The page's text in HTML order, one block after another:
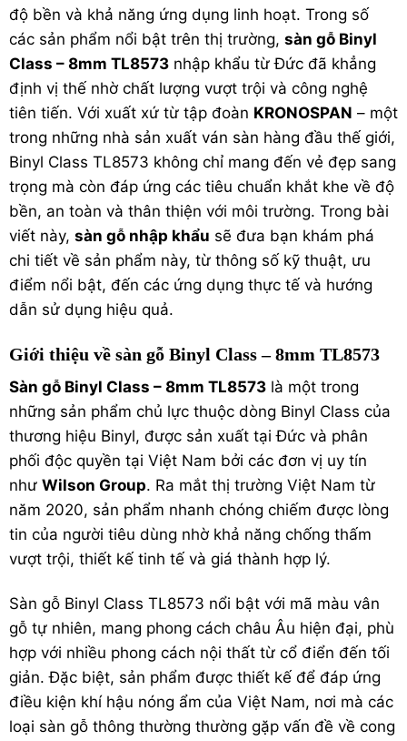
độ bền và khả năng ứng dụng linh hoạt. Trong số
các sản phẩm nổi bật trên thị trường, sàn gỗ Binyl
Class – 8mm TL8573 nhập khẩu từ Đức đã khẳng
định vị thế nhờ chất lượng vượt trội và công nghệ
tiên tiến. Với xuất xứ từ tập đoàn KRONOSPAN – một
trong những nhà sản xuất ván sàn hàng đầu thế giới,
Binyl Class TL8573 không chỉ mang đến vẻ đẹp sang
trọng mà còn đáp ứng các tiêu chuẩn khắt khe về độ
bền, an toàn và thân thiện với môi trường. Trong bài
viết này, sàn gỗ nhập khẩu sẽ đưa bạn khám phá
chi tiết về sản phẩm này, từ thông số kỹ thuật, ưu
điểm nổi bật, đến các ứng dụng thực tế và hướng
dẫn sử dụng hiệu quả.
Giới thiệu về sàn gỗ Binyl Class – 8mm TL8573
Sàn gỗ Binyl Class – 8mm TL8573 là một trong
những sản phẩm chủ lực thuộc dòng Binyl Class của
thương hiệu Binyl, được sản xuất tại Đức và phân
phối độc quyền tại Việt Nam bởi các đơn vị uy tín
như Wilson Group. Ra mắt thị trường Việt Nam từ
năm 2020, sản phẩm nhanh chóng chiếm được lòng
tin của người tiêu dùng nhờ khả năng chống thấm
vượt trội, thiết kế tinh tế và giá thành hợp lý.
Sàn gỗ Binyl Class TL8573 nổi bật với mã màu vân
gỗ tự nhiên, mang phong cách châu Âu hiện đại, phù
hợp với nhiều phong cách nội thất từ cổ điển đến tối
giản. Đặc biệt, sản phẩm được thiết kế để đáp ứng
điều kiện khí hậu nóng ẩm của Việt Nam, nơi mà các
loại sàn gỗ thông thường thường gặp vấn đề về cong